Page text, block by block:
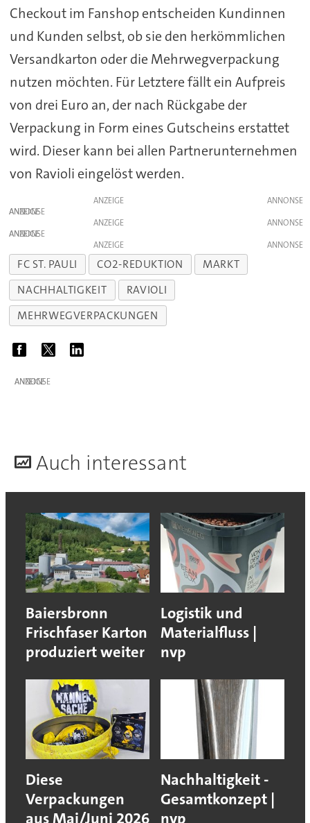
Checkout im Fanshop entscheiden Kundinnen
und Kunden selbst, ob sie den herkömmlichen
Versandkarton oder die Mehrwegverpackung
nutzen möchten. Für Letztere fällt ein Aufpreis
von drei Euro an, der nach Rückgabe der
Verpackung in Form eines Gutscheins erstattet
wird. Dieser kann bei allen Partnerunternehmen
von Ravioli eingelöst werden.
ANZEIGE
ANZEIGE
ANZEIGE
ANZEIGE
ANZEIGE
FC ST. PAULI CO2-REDUKTION
MARKT
NACHHALTIGKEIT
RAVIOLI
MEHRWEGVERPACKUNGEN
ANZEIGE
Auch interessant
Baiersbronn
Frischfaser Karton
produziert weiter
Logistik und
Materialfluss |
nvp
Diese
Verpackungen
aus Mai/Juni 2026
Nachhaltigkeit -
Gesamtkonzept |
nvp